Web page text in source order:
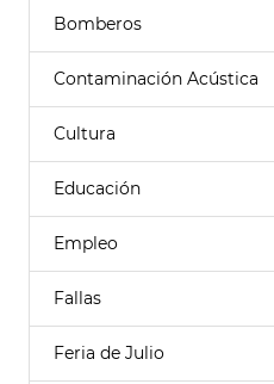
Bomberos
Contaminación Acústica
Cultura
Educación
Empleo
Fallas
Feria de Julio